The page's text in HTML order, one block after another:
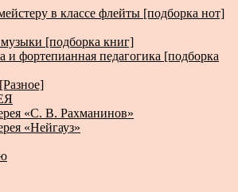
в классе флейты [подборка нот]
[подборка книг]
и фортепианная педагогика [подборка
«С. В. Рахманинов»
«Нейгауз»